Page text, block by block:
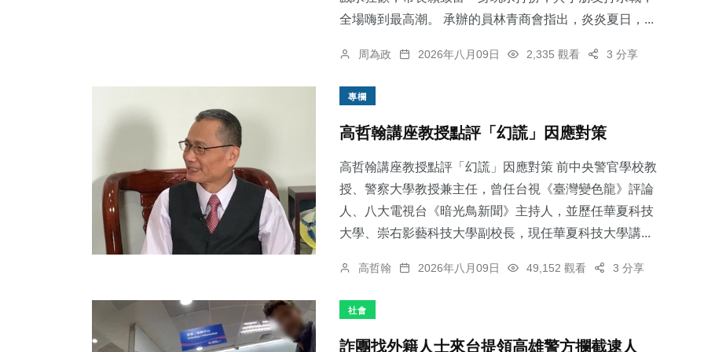
全場嗨到最高潮。 承辦的員林青商會指出，炎炎夏日，...
周為政 2026年八月09日 2,335 觀看 3 分享
專欄
高哲翰講座教授點評「幻謊」因應對策
高哲翰講座教授點評「幻謊」因應對策 前中央警官學校教
授、警察大學教授兼主任，曾任台視《臺灣變色龍》評論
人、八大電視台《暗光鳥新聞》主持人，並歷任華夏科技
大學、崇右影藝科技大學副校長，現任華夏科技大學講...
高哲翰 2026年八月09日 49,152 觀看 3 分享
社會
詐團找外籍人士來台提領高雄警方攔截逮人